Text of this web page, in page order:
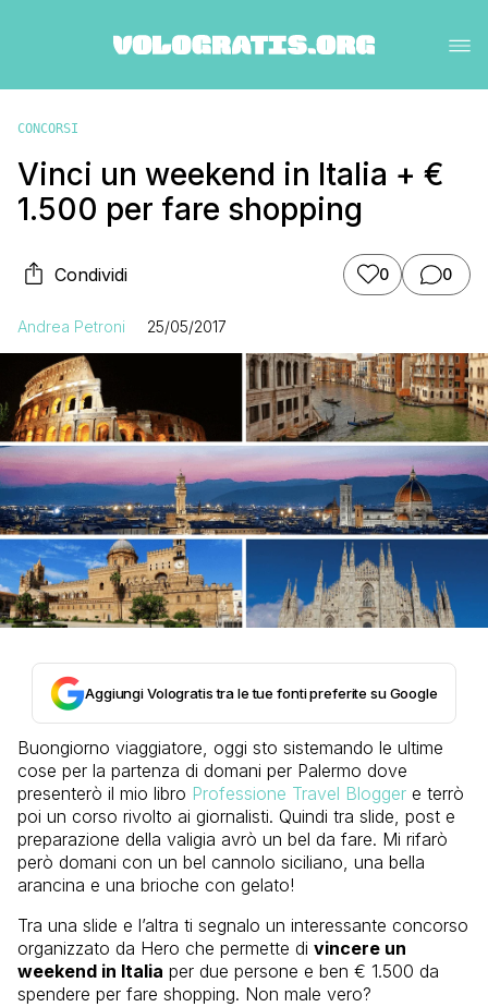
CONCORSI
Vinci un weekend in Italia + €
1.500 per fare shopping
Condividi 0 0
Andrea Petroni 25/05/2017
Aggiungi Vologratis tra le tue fonti preferite su Google
Buongiorno viaggiatore, oggi sto sistemando le ultime
cose per la partenza di domani per Palermo dove
presenterò il mio libro Professione Travel Blogger e terrò
poi un corso rivolto ai giornalisti. Quindi tra slide, post e
preparazione della valigia avrò un bel da fare. Mi rifarò
però domani con un bel cannolo siciliano, una bella
arancina e una brioche con gelato!
Tra una slide e l’altra ti segnalo un interessante concorso
organizzato da Hero che permette di vincere un
weekend in Italia per due persone e ben € 1.500 da
spendere per fare shopping. Non male vero?